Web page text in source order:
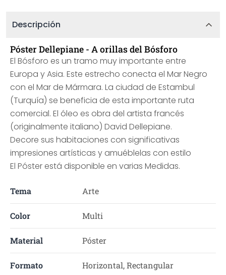
Descripción
Póster Dellepiane - A orillas del Bósforo
El Bósforo es un tramo muy importante entre
Europa y Asia. Este estrecho conecta el Mar Negro
con el Mar de Mármara. La ciudad de Estambul
(Turquía) se beneficia de esta importante ruta
comercial. El óleo es obra del artista francés
(originalmente italiano) David Dellepiane.
Decore sus habitaciones con significativas
impresiones artísticas y amuéblelas con estilo
El Póster está disponible en varias Medidas.
Tema Arte
Color Multi
Material Póster
Formato Horizontal, Rectangular